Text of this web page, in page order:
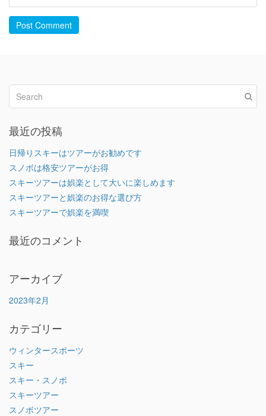
Post Comment
最近の投稿
日帰りスキーはツアーがお勧めです
スノボは格安ツアーがお得
スキーツアーは娯楽として大いに楽しめます
スキーツアーと娯楽のお得な選び方
スキーツアーで娯楽を満喫
最近のコメント
アーカイブ
2023年2月
カテゴリー
ウィンタースポーツ
スキー
スキー・スノボ
スキーツアー
スノボツアー